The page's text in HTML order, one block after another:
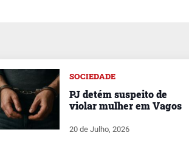
SOCIEDADE
PJ detém suspeito de
violar mulher em Vagos
20 de Julho, 2026